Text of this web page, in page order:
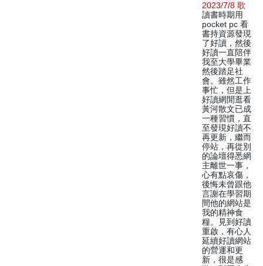
2023/7/8 歌
讀書時期用
pocket pc 看
書持資源發現
了好讀，然後
好讀一直陪伴
我至大學畢業
然後踏足社
會。雖然工作
事忙，但是上
好讀網閒逛看
黃河散文已成
一種習慣，直
至發現好讀不
再更新，繼而
停站，再從別
的論壇得悉網
主離世一事，
心有點哀傷，
後悔未曾跟他
言謝在學習期
間他的網站是
我的精神食
糧。見到好讀
重啟，有心人
延續好讀網站
的營運和更
新，很是感